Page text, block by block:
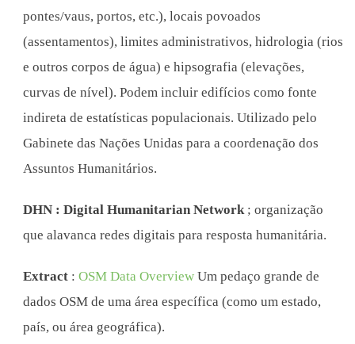
pontes/vaus, portos, etc.), locais povoados
(assentamentos), limites administrativos, hidrologia (rios
e outros corpos de água) e hipsografia (elevações,
curvas de nível). Podem incluir edifícios como fonte
indireta de estatísticas populacionais. Utilizado pelo
Gabinete das Nações Unidas para a coordenação dos
Assuntos Humanitários.
DHN : Digital Humanitarian Network; organização
que alavanca redes digitais para resposta humanitária.
Extract :OSM Data Overview Um pedaço grande de
dados OSM de uma área específica (como um estado,
país, ou área geográfica).